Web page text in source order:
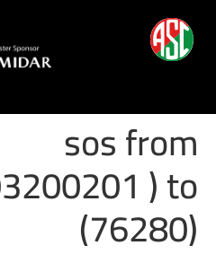
sos from
) to
(76280)